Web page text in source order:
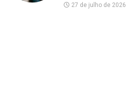
27 de julho de 2026